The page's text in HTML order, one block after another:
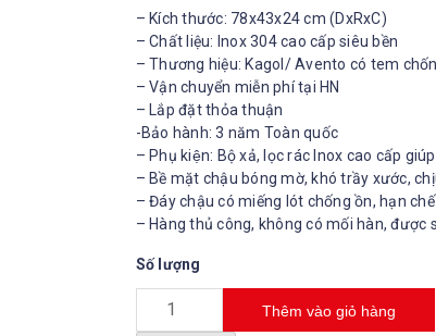
– Kích thước: 78x43x24 cm (DxRxC)
– Chất liệu: Inox 304 cao cấp siêu bền
– Thương hiệu: Kagol/ Avento có tem
– Vận chuyển miễn phí tại HN
– Lắp đặt thỏa thuận
-Bảo hành: 3 năm Toàn quốc
– Phụ kiện: Bộ xả, lọc rác Inox cao cấp
– Bề mặt chậu bóng mờ, khó trầy xước,
– Đáy chậu có miếng lót chống ồn, hạn
– Hàng thủ công, không có mối hàn, được
Số lượng
Thêm vào giỏ hàng